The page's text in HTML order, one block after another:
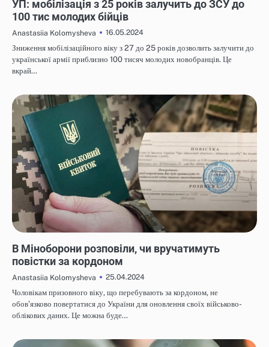
УП: мобілізація з 25 років залучить до ЗСУ до
100 тис молодих бійців
Anastasiia Kolomysheva
16.05.2024
Зниження мобілізаційного віку з 27 до 25 років дозволить залучити до
української армії приблизно 100 тисяч молодих новобранців. Це
вкрай…
В Міноборони розповіли, чи вручатимуть
повістки за кордоном
Anastasiia Kolomysheva
25.04.2024
Чоловікам призовного віку, що перебувають за кордоном, не
обов’язково повертатися до України для оновлення своїх військово-
облікових даних. Це можна буде…